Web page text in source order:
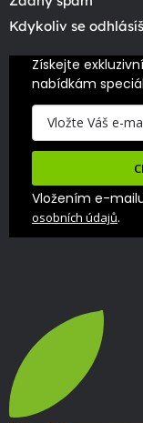
Kdykoliv se odhlásíš
Získejte
nabídkám
Vložením e-
osobních údajů.